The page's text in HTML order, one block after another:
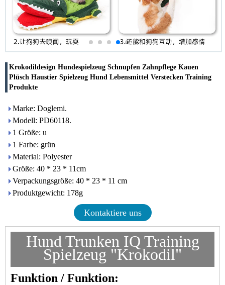
Krokodildesign Hundespielzeug Schnupfen Zahnpflege Kauen
Plüsch Haustier Spielzeug Hund Lebensmittel Verstecken Training
Produkte
Marke: Doglemi.
Modell: PD60118.
1 Größe: u
1 Farbe: grün
Material: Polyester
Größe: 40 * 23 * 11cm
Verpackungsgröße: 40 * 23 * 11 cm
Produktgewicht: 178g
Kontaktiere uns
Hund Trunken IQ Training
Spielzeug "Krokodil"
Funktion / Funktion: